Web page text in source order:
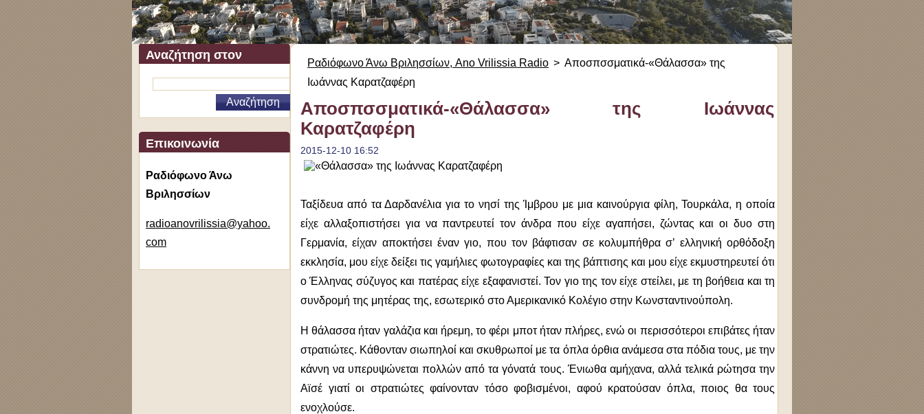
Αναζήτηση στον
ιστότοπο
Επικοινωνία
Ραδιόφωνο Άνω
Βριλησσίων
radioanovrilissia@yahoo.
com
Ραδιόφωνο Άνω Βριλησσίων, Ano Vrilissia Radio > Αποσπσσματικά-«Θάλασσα» της
Ιωάννας Καρατζαφέρη
Αποσπσσματικά-«Θάλασσα» της Ιωάννας
Καρατζαφέρη
2015-12-10 16:52
Ταξίδευα από τα Δαρδανέλια για το νησί της Ίμβρου με μια καινούργια φίλη, Τουρκάλα, η οποία
είχε αλλαξοπιστήσει για να παντρευτεί τον άνδρα που είχε αγαπήσει, ζώντας και οι δυο στη
Γερμανία, είχαν αποκτήσει έναν γιο, που τον βάφτισαν σε κολυμπήθρα σ’ ελληνική ορθόδοξη
εκκλησία, μου είχε δείξει τις γαμήλιες φωτογραφίες και της βάπτισης και μου είχε εκμυστηρευτεί ότι
ο Έλληνας σύζυγος και πατέρας είχε εξαφανιστεί. Τον γιο της τον είχε στείλει, με τη βοήθεια και τη
συνδρομή της μητέρας της, εσωτερικό στο Αμερικανικό Κολέγιο στην Κωνσταντινούπολη.
Η θάλασσα ήταν γαλάζια και ήρεμη, το φέρι μποτ ήταν πλήρες, ενώ οι περισσότεροι επιβάτες ήταν
στρατιώτες. Κάθονταν σιωπηλοί και σκυθρωποί με τα όπλα όρθια ανάμεσα στα πόδια τους, με την
κάννη να υπερυψώνεται πολλών από τα γόνατά τους. Ένιωθα αμήχανα, αλλά τελικά ρώτησα την
Αϊσέ γιατί οι στρατιώτες φαίνονταν τόσο φοβισμένοι, αφού κρατούσαν όπλα, ποιος θα τους
ενοχλούσε.